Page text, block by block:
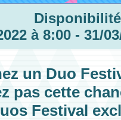
Disponibilité
à 8:00 - 31/
un Duo
pas cette
Festival